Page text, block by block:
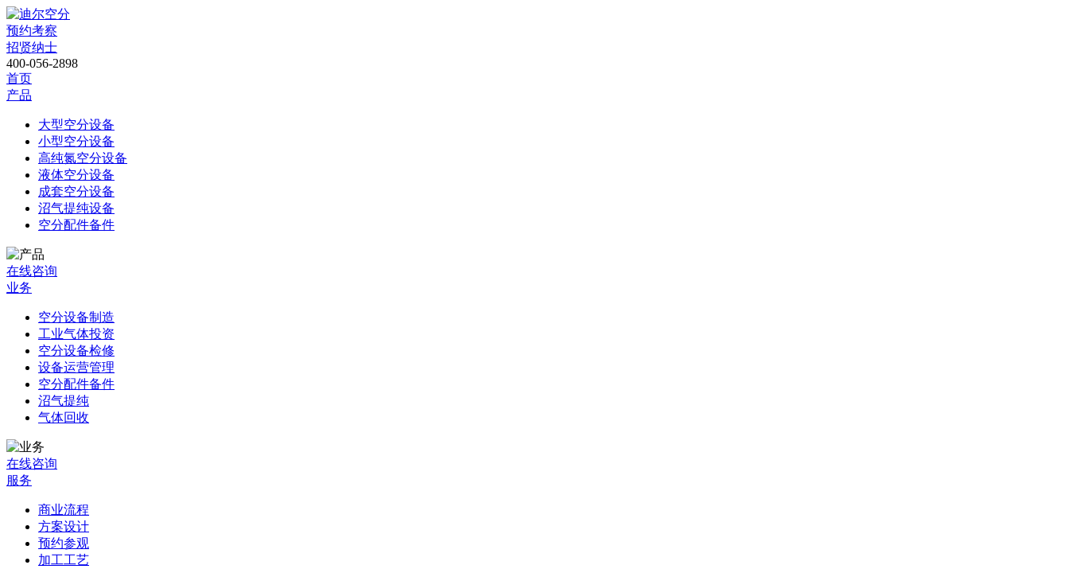
预约考察
招贤纳士
400-056-2898
首页
产品
大型空分设备
小型空分设备
高纯氮空分设备
液体空分设备
成套空分设备
沼气提纯设备
空分配件备件
在线咨询
业务
空分设备制造
工业气体投资
空分设备检修
设备运营管理
空分配件备件
沼气提纯
气体回收
在线咨询
服务
商业流程
方案设计
预约参观
加工工艺